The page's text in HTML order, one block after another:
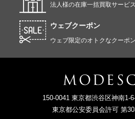
法人様の在庫一括買取サービス
ウェブクーポン
ウェブ限定のオトクなクーポン
150-0041 東京都渋谷区神南1-
東京都公安委員会許可 第